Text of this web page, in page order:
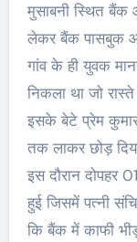
मुसाबनी स्थित
लेकर बैंक पासबुक
गांव के ही युवक
निकला था जो
इसके बेटे प्रेम
तक लाकर छोड़
इस दौरान दोपहर
हुई जिसमें पत्नी
कि बैंक में काफी